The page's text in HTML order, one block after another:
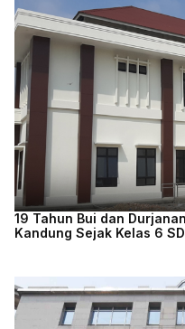
19 Tahun Bui dan
Kandung Sejak Kelas 6 SD